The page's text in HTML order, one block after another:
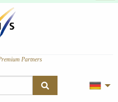
Partners